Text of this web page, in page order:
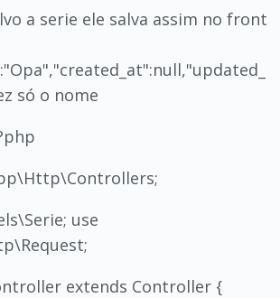
a serie ele salva assim no front
só o nome
use
extends Controller {